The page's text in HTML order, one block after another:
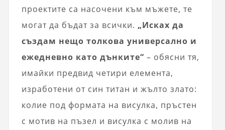
проектите са насочени към мъжете, те
могат да бъдат за всички. „Исках да
създам нещо толкова универсално и
ежедневно като дънките“ – обясни тя,
имайки предвид четири елемента,
изработени от син титан и жълто злато:
колие под формата на висулка, пръстен
с мотив на пъзел и висулка с молив на